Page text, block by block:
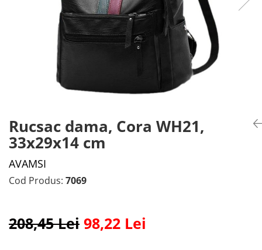
Rucsac dama, Cora WH21,
33x29x14 cm
AVAMSI
Cod Produs: 7069
208,45 Lei 98,22 Lei